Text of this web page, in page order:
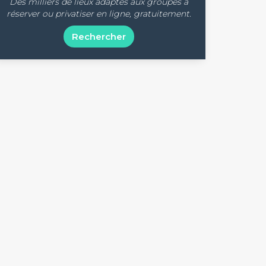
réserver ou privatiser en ligne, gratuitement.
Rechercher